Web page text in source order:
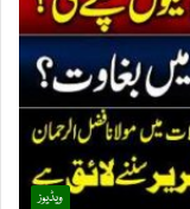
ویڈیوز